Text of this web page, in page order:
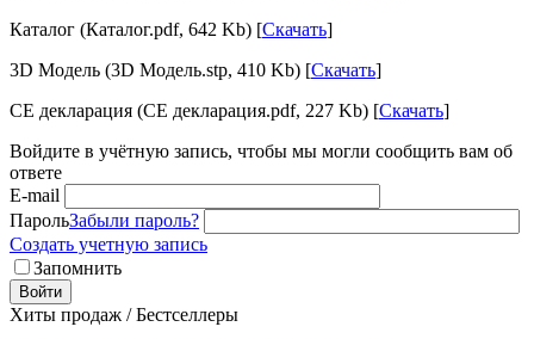
Каталог (Каталог.pdf, 642 Kb) [Скачать]
3D Модель (3D Модель.stp, 410 Kb) [Скачать]
CE декларация (CE декларация.pdf, 227 Kb) [Скачать]
Войдите в учётную запись, чтобы мы могли сообщить вам об
ответе
E-mail
ПарольЗабыли пароль?
Создать учетную запись
Запомнить
Войти
Хиты продаж / Бестселлеры